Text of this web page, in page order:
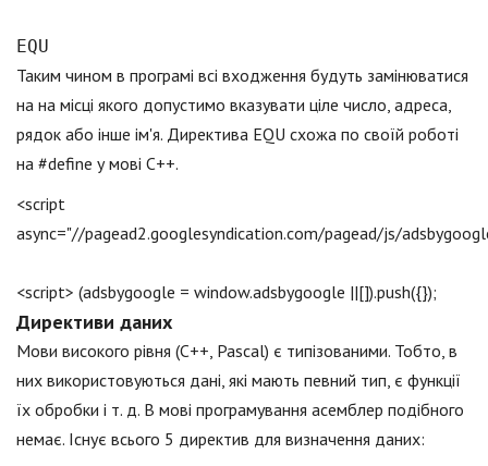
EQU
Таким чином в програмі всі входження будуть замінюватися
на на місці якого допустимо вказувати ціле число, адреса,
рядок або інше ім'я. Директива EQU схожа по своїй роботі
на #define у мові С++.
<script
async="//pagead2.googlesyndication.com/pagead/js/
<script> (adsbygoogle = window.adsbygoogle ||[]).push({});
Директиви даних
Мови високого рівня (C++, Pascal) є типізованими. Тобто, в
них використовуються дані, які мають певний тип, є функції
їх обробки і т. д. В мові програмування асемблер подібного
немає. Існує всього 5 директив для визначення даних: